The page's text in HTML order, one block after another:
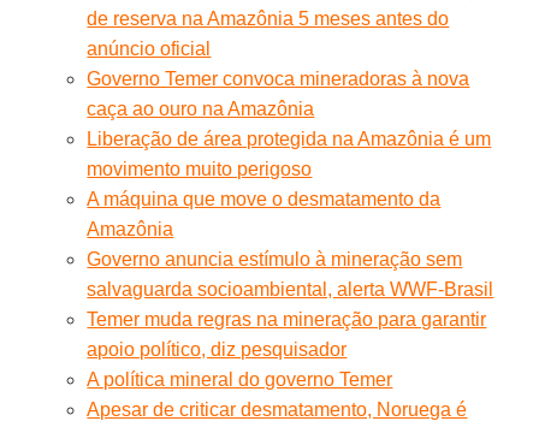
de reserva na Amazônia 5 meses antes do
anúncio oficial
Governo Temer convoca mineradoras à nova
caça ao ouro na Amazônia
Liberação de área protegida na Amazônia é um
movimento muito perigoso
A máquina que move o desmatamento da
Amazônia
Governo anuncia estímulo à mineração sem
salvaguarda socioambiental, alerta WWF-Brasil
Temer muda regras na mineração para garantir
apoio político, diz pesquisador
A política mineral do governo Temer
Apesar de criticar desmatamento, Noruega é